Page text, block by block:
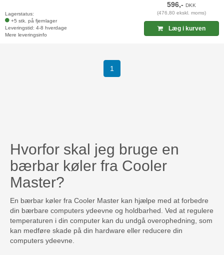
Lagerstatus:
+5 stk. på fjernlager
Leveringstid: 4-8 hverdage
Mere leveringsinfo
596,-DKK
(476,80 ekskl. moms)
Læg i kurven
1
Hvorfor skal jeg bruge en
bærbar køler fra Cooler
Master?
En bærbar køler fra Cooler Master kan hjælpe med at forbedre
din bærbare computers ydeevne og holdbarhed. Ved at regulere
temperaturen i din computer kan du undgå overophedning, som
kan medføre skade på din hardware eller reducere din
computers ydeevne.